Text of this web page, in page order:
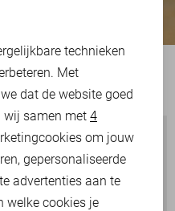
technieken
Met
dat de website goed
wij samen met 4
om jouw
gepersonaliseerde
advertenties aan te
welke cookies je